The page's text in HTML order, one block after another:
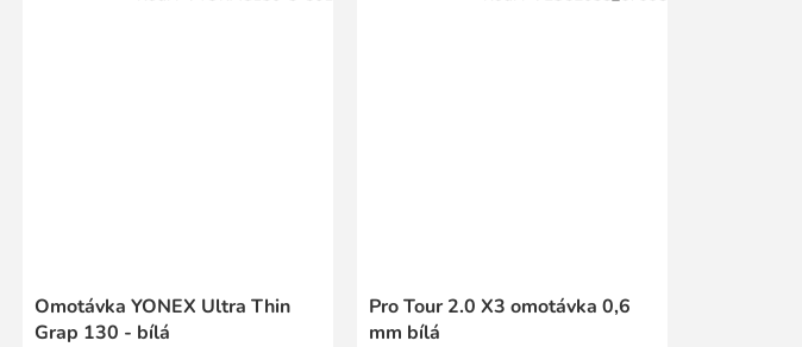
Omotávka YONEX Ultra Thin
Grap 130 - bílá
Pro Tour 2.0 X3 omotávka 0,6
mm bílá